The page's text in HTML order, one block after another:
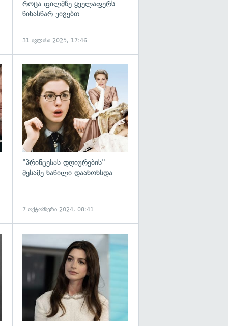
როცა ფილმზე ყველაფერს
წინასწარ ვიგებთ
31 ივლისი 2025, 17:46
გადახედვა
"პრინცესას დღიურების"
მესამე ნაწილი დაანონსდა
7 ოქტომბერი 2024, 08:41
გადახედვა